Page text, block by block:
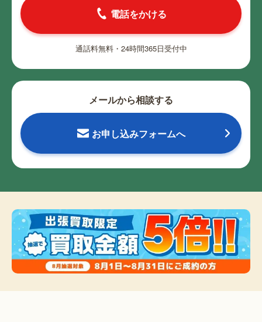
電話をかける
通話料無料・24時間365日受付中
メールから相談する
お申し込みフォームへ